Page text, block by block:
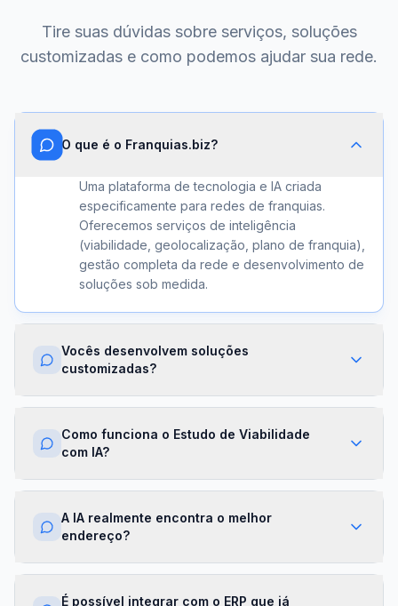
Tire suas dúvidas sobre serviços, soluções
customizadas e como podemos ajudar sua rede.
O que é o Franquias.biz?
Uma plataforma de tecnologia e IA criada
especificamente para redes de franquias.
Oferecemos serviços de inteligência
(viabilidade, geolocalização, plano de franquia),
gestão completa da rede e desenvolvimento de
soluções sob medida.
Vocês desenvolvem soluções
customizadas?
Sim. Além dos módulos prontos, criamos
algoritmos proprietários e APIs sob demanda.
sua franqueadora.
Como funciona o Estudo de Viabilidade
com IA?
Nossa IA cruza dados de mercado,
financeiras para gerar um score de viabilidade
por região. Você recebe um relatório completo
com recomendações em minutos.
A IA realmente encontra o melhor
endereço?
Sim. O módulo de Geolocalização cruza fluxo
É possível integrar com o ERP que já